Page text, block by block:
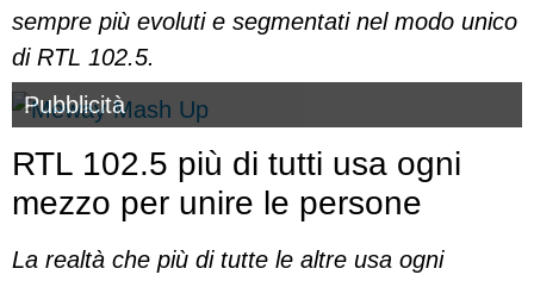
sempre più evoluti e segmentati nel modo unico
di RTL 102.5.
Pubblicità
RTL 102.5 più di tutti usa ogni
mezzo per unire le persone
La realtà che più di tutte le altre usa ogni